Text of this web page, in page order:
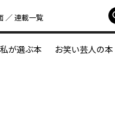
連載一覧
私が選ぶ本 お笑い芸人の本